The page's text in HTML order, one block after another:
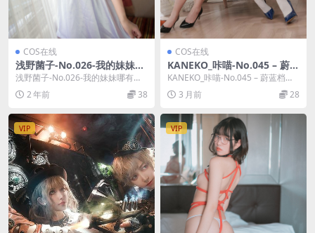
COS在线
浅野菌子-No.026-我的妹妹哪
有这么可爱！ 五更琉璃9 [17
浅野菌子-No.026-我的妹妹哪有这
么可爱！ 五更琉璃9 [17P]，浅野菌
子...2 年前 38
COS在线
KANEKO_咔喵-No.045 – 蔚蓝
档案 双人 (&rioko凉凉子) [1
KANEKO_咔喵-No.045 – 蔚蓝档案
双人 (&rioko凉凉...
3 月前 28
VIP VIP